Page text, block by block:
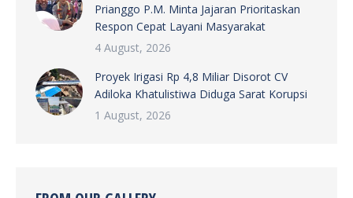
Prianggo P.M. Minta Jajaran Prioritaskan
Respon Cepat Layani Masyarakat
4 August, 2026
Proyek Irigasi Rp 4,8 Miliar Disorot CV
Adiloka Khatulistiwa Diduga Sarat Korupsi
1 August, 2026